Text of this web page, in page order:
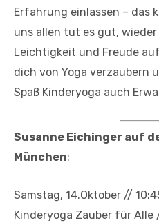
Erfahrung einlassen – das
uns allen tut es gut,
Leichtigkeit und Freude
dich von Yoga verzaubern
Spaß Kinderyoga auch
Susanne Eichinger auf
München:
Samstag, 14.Oktober //
Kinderyoga Zauber für Alle